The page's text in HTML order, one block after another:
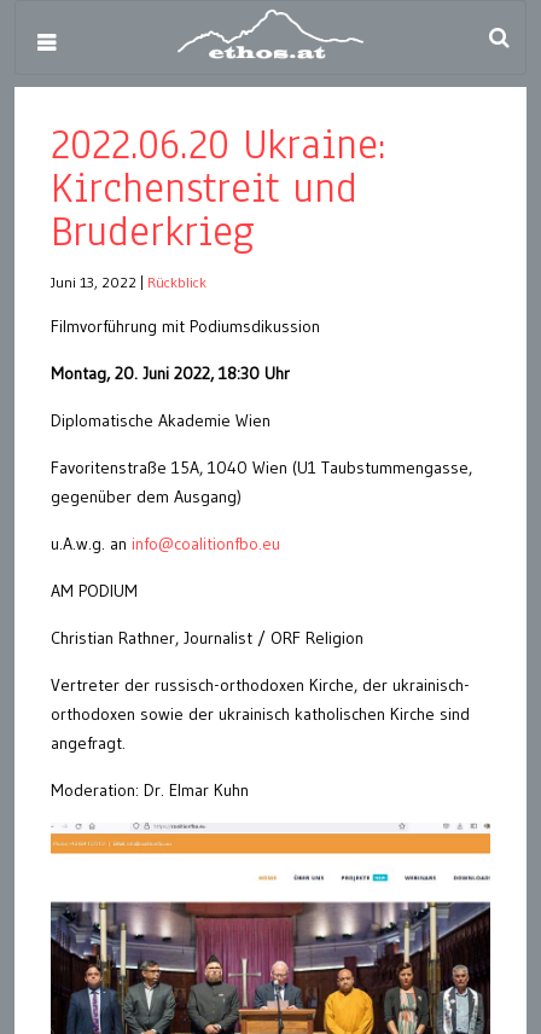
2022.06.20 Ukraine:
Kirchenstreit und
Bruderkrieg
Juni 13, 2022 Rückblick
Filmvorführung mit Podiumsdikussion
Montag, 20. Juni 2022, 18:30 Uhr
Diplomatische Akademie Wien
Favoritenstraße 15A, 1040 Wien (U1 Taubstummengasse,
gegenüber dem Ausgang)
u.A.w.g. an info@coalitionfbo.eu
AM PODIUM
Christian Rathner, Journalist / ORF Religion
Vertreter der russisch-orthodoxen Kirche, der ukrainisch-
orthodoxen sowie der ukrainisch katholischen Kirche sind
angefragt.
Moderation: Dr. Elmar Kuhn